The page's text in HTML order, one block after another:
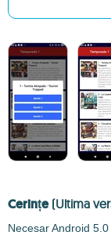
Cerințe (Ultima
Necesar Android